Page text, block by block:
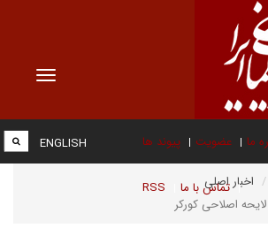
Toggle
ما عضویت پیوند ها
تماس با ما RSS
ENGLISH
اخبار اصلی
اصلاحی کورکر